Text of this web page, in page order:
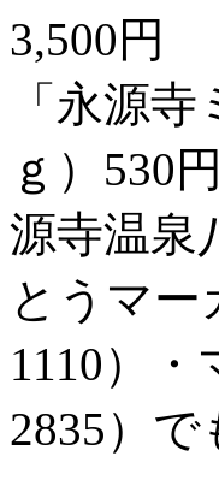
3,500円
「永源
ｇ）530
源寺温泉
とうマー
1110）
2835）